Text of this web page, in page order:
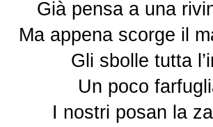
Già pensa a una
Ma appena scorge il
Gli sbolle tutta
Un poco
I nostri posan la